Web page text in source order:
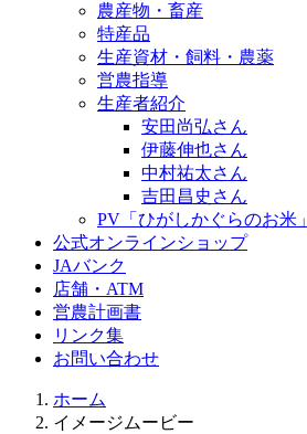
農産物・畜産
特産品
生産資材・飼料・農薬
営農指導
生産者紹介
安田尚弘さん
伊藤伸也さん
中村祐太さん
吉田昌史さん
PV「ひがしかぐらのお米」
公式オンラインショップ
JAバンク
店舗・ATM
営農計画書
リンク集
お問い合わせ
ホーム
イメージムービー